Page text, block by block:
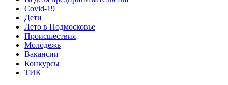
Covid-19
Дети
Лето в Подмосковье
Происшествия
Молодежь
Вакансии
Конкурсы
ТИК